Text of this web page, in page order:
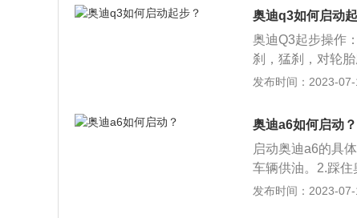
介绍：奥迪a4有
本型、自动基本
动型和舒适尊享
奥迪q3如何启动
奥迪Q3起步操作
刹，猛刹，对轮
起离合器踏板要
踏板在此位置略
如感到发动机动
下加速踏板，重
抬听声音，音变
发布时间：2023-
奥迪a6如何启动？
启动奥迪a6的具
车辆供油。2.踩
变速杆拨动到P档
发布时间：2023-